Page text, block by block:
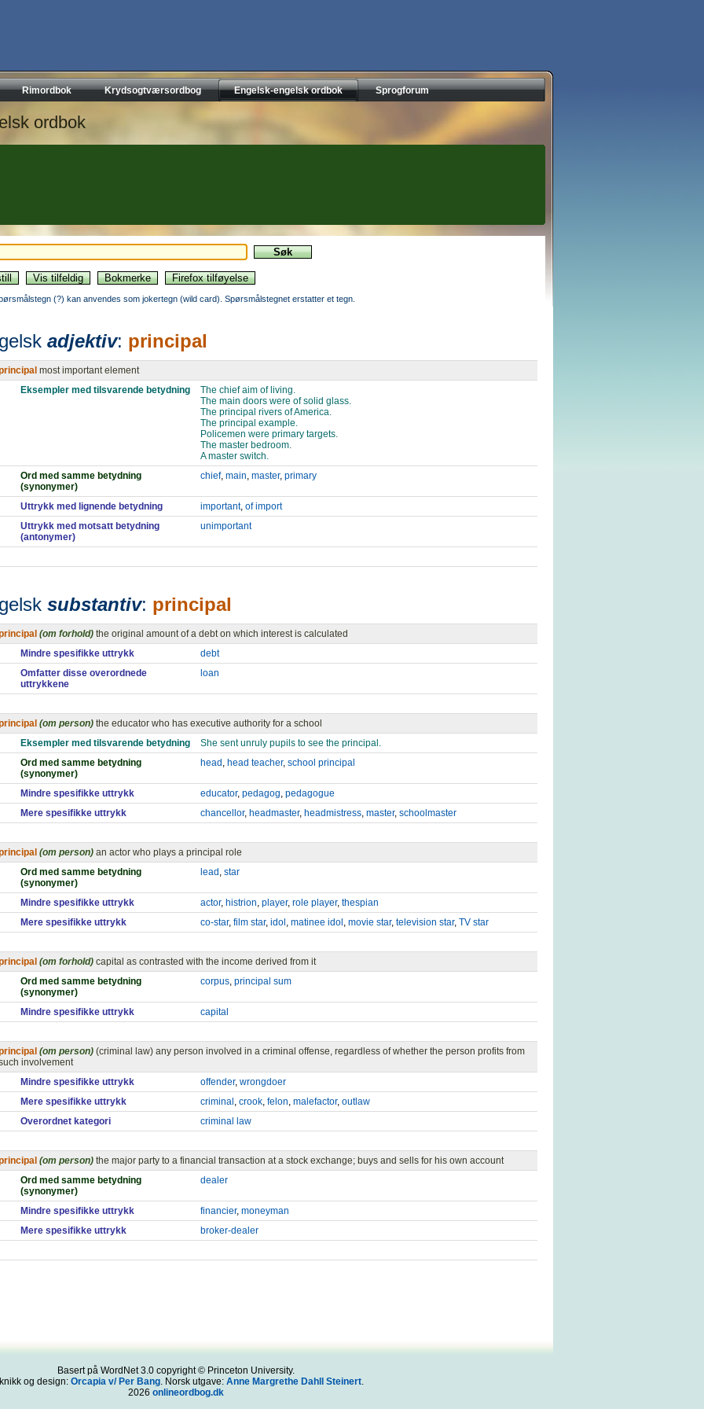
Rimordbok Krydsogtværsordbog Engelsk-engelsk ordbok Sprogforum
ordbok
(?) kan anvendes som jokertegn (wild card). Spørsmålstegnet erstatter et tegn.
adjektiv: principal
most important element
Eksempler med tilsvarende betydning
The chief aim of living.
The main doors were of solid glass.
The principal rivers of America.
The principal example.
Policemen were primary targets.
The master bedroom.
A master switch.
Ord med samme betydning
(synonymer)
chief, main, master, primary
Uttrykk med lignende betydning important, of import
Uttrykk med motsatt betydning
(antonymer)
unimportant
substantiv: principal
(om forhold) the original amount of a debt on which interest is calculated
Mindre spesifikke uttrykk
debt
Omfatter disse overordnede
uttrykkene
loan
(om person) the educator who has executive authority for a school
Eksempler med tilsvarende betydning
She sent unruly pupils to see the principal.
Ord med samme betydning
(synonymer)
head , head teacher, school principal
Mindre spesifikke uttrykk educator, pedagog, pedagogue
Mere spesifikke uttrykk
chancellor, headmaster, headmistress, master, schoolmaster
(om person) an actor who plays a principal role
Ord med samme betydning
(synonymer)
lead , star
Mindre spesifikke uttrykk actor, histrion, player, role player, thespian
Mere spesifikke uttrykk
co-star, film star, idol , matinee idol , movie star, television star, TV star
(om forhold) capital as contrasted with the income derived from it
Ord med samme betydning
(synonymer)
corpus, principal sum
Mindre spesifikke uttrykk capital
(om person) (criminal law) any person involved in a criminal offense, regardless of whether the person profits from
involvement
Mindre spesifikke uttrykk
offender, wrongdoer
Mere spesifikke uttrykk
criminal , crook, felon, malefactor, outlaw
Overordnet kategori
criminal law
(om person) the major party to a financial transaction at a stock exchange; buys and sells for his own account
Ord med samme betydning
(synonymer)
dealer
Mindre spesifikke uttrykk financier, moneyman
Mere spesifikke uttrykk
broker-dealer
Basert på WordNet 3.0 copyright © Princeton University.
og design: Orcapia v/ Per Bang. Norsk utgave: Anne Margrethe Dahll Steinert.
2026 onlineordbog.dk